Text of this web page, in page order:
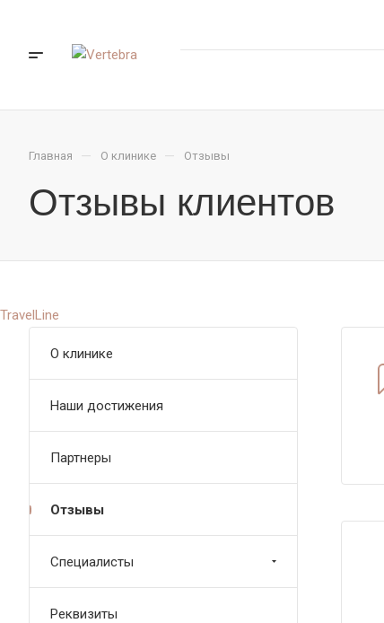
Главная — О клинике — Отзывы
Отзывы клиентов
TravelLine
О клинике
Наши достижения
Партнеры
Отзывы
Специалисты
Реквизиты